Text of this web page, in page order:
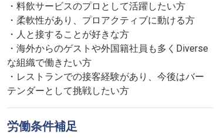
・料飲サービスのプロとして活躍したい方
・柔軟性があり、プロアクティブに動ける方
・人と接することが好きな方
・海外からのゲストや外国籍社員も多くDiverse
な組織で働きたい方
・レストランでの接客経験があり、今後はバー
テンダーとして挑戦したい方
労働条件補足